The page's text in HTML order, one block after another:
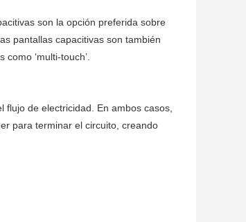
son la opción preferida sobre
pantallas capacitivas son también
‘multi-touch’.
flujo de electricidad. En ambos casos,
para terminar el circuito, creando